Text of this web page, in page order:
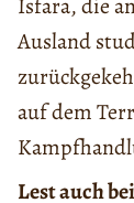
Isfara, die
Ausland
auf dem
Lest auch